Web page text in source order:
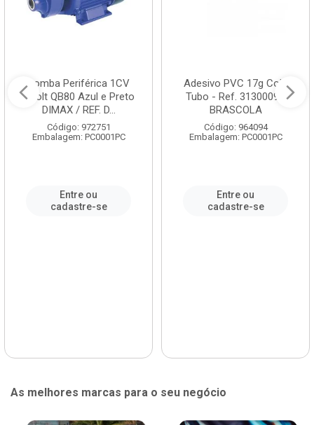
Bomba Periférica 1CV
Bivolt QB80 Azul e Preto
DIMAX / REF. D...
Código: 972751
Embalagem: PC0001PC
Entre ou
cadastre-se
Adesivo PVC 17g Cola
Tubo - Ref. 3130009 -
BRASCOLA
Código: 964094
Embalagem: PC0001PC
Entre ou
cadastre-se
As melhores marcas para o seu negócio